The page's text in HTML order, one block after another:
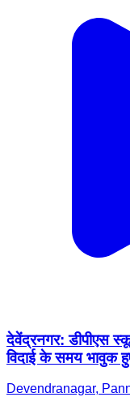
देवेंद्रनगर: डीपीएस
विदाई के समय भावुक हुए
Devendranagar,